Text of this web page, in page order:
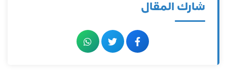
شارك المقال